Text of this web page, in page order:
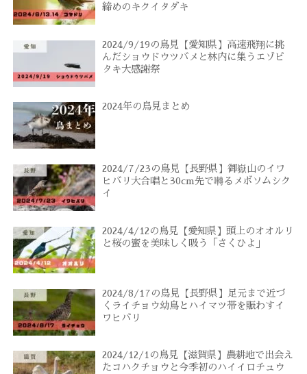
締めのキクイタダキ
2024/9/19の鳥見【愛知県】高速飛翔に挑
んだショウドウツバメと林内に集うエゾビ
タキ大感謝祭
2024年の鳥見まとめ
2024/7/23の鳥見【長野県】御嶽山のイワ
ヒバリ大合唱と30cm先で囀るメボソムシク
イ
2024/4/12の鳥見【愛知県】頭上のオオルリ
と桜の蜜を美味しく吸う「さくひよ」
2024/8/17の鳥見【長野県】足元まで近づ
くライチョウ幼鳥とハイマツ帯を賑わすイ
ワヒバリ
2024/12/1の鳥見【滋賀県】農耕地で出会え
たコハクチョウと今季初のハイイロチュウ